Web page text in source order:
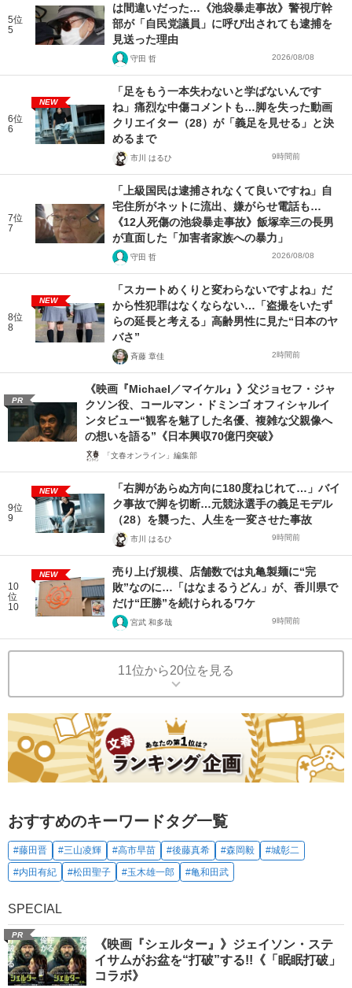
5位
5
は間違いだった…《池袋暴走事故》警視庁幹
部が「自民党議員」に呼び出されても逮捕を
見送った理由
守田 哲 2026/08/08
6位
6
NEW
「足をもう一本失わないと学ばないんです
ね」痛烈な中傷コメントも…脚を失った動画
クリエイター（28）が「義足を見せる」と決
めるまで
市川 はるひ 9時間前
7位
7
「上級国民は逮捕されなくて良いですね」自
宅住所がネットに流出、嫌がらせ電話も…
《12人死傷の池袋暴走事故》飯塚幸三の長男
が直面した「加害者家族への暴力」
守田 哲 2026/08/08
8位
8
NEW
「スカートめくりと変わらないですよね」だ
から性犯罪はなくならない…「盗撮をいたず
らの延長と考える」高齢男性に見た“日本のヤ
バさ”
斉藤 章佳 2時間前
PR
《映画『Michael／マイケル』》父ジョセフ・ジャ
クソン役、コールマン・ドミンゴ オフィシャルイ
ンタビュー“観客を魅了した名優、複雑な父親像へ
の想いを語る”《日本興収70億円突破》
「文春オンライン」編集部
9位
9
NEW
「右脚があらぬ方向に180度ねじれて…」バイ
ク事故で脚を切断…元競泳選手の義足モデル
（28）を襲った、人生を一変させた事故
市川 はるひ 9時間前
10
位
10
NEW
売り上げ規模、店舗数では丸亀製麺に“完
敗”なのに…「はなまるうどん」が、香川県で
だけ“圧勝”を続けられるワケ
宮武 和多哉 9時間前
11位から20位を見る
おすすめのキーワードタグ一覧
#藤田晋 #三山凌輝 #高市早苗 #後藤真希 #森岡毅
#城彰二
#内田有紀
#松田聖子 #玉木雄一郎 #亀和田武
SPECIAL
PR
《映画『シェルター』》ジェイソン・ステ
イサムがお盆を“打破”する!!《「眠眠打破」
コラボ》